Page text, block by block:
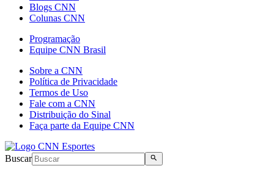
Blogs CNN
Colunas CNN
Programação
Equipe CNN Brasil
Sobre a CNN
Política de Privacidade
Termos de Uso
Fale com a CNN
Distribuição do Sinal
Faça parte da Equipe CNN
Buscar